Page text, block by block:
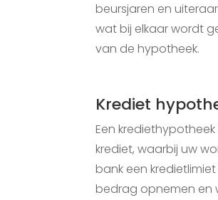
beursjaren en
wat bij elkaar wordt
van de hypotheek.
Krediet
Een
krediet, waarbij uw
bank een
bedrag opnemen en